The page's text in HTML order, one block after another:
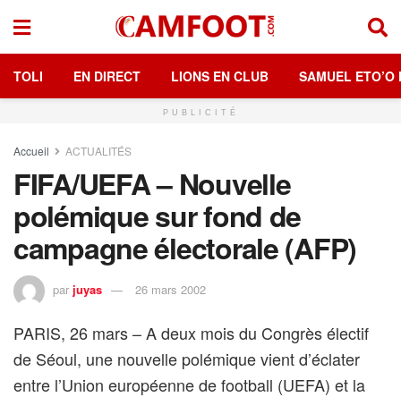
TOLI EN DIRECT LIONS EN CLUB SAMUEL ETO’O
PUBLICITÉ
Accueil ACTUALITÉS
FIFA/UEFA – Nouvelle
polémique sur fond de
campagne électorale (AFP)
par juyas 26 mars 2002
PARIS, 26 mars – A deux mois du Congrès électif
de Séoul, une nouvelle polémique vient d’éclater
entre l’Union européenne de football (UEFA) et la